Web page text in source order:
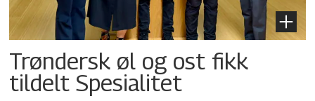
Trøndersk øl og ost fikk
tildelt Spesialitet